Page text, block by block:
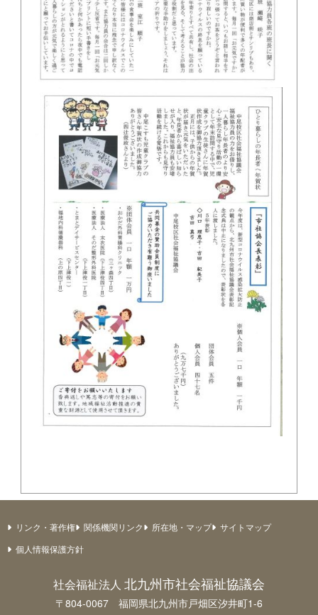
リンク・著作権 関係機関リンク 所在地・マップ
サイトマップ
個人情報保護方針
社会福祉法人 北九州市社会福祉協議会
〒804-0067 福岡県北九州市戸畑区汐井町1-6